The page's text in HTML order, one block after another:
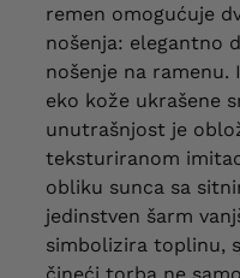
nijansi
sa
šljokicama
zlatnim
suncem
–
elegantna
Torba
za
vjenčanja
i
posebne
remen omogućuje
nošenja: elegantno
nošenje na ramenu.
eko kože ukrašene
unutrašnjost je
teksturiranom
obliku sunca sa
jedinstven šarm
simbolizira toplinu,